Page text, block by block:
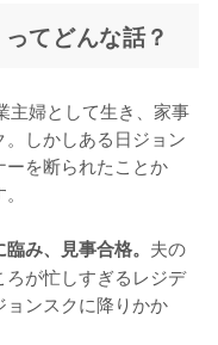
てどんな話？
主婦として生き、家事
しかしある日ジョン
を断られたことか
み、見事合格。 夫の
が忙しすぎるレジデ
ンスクに降りかか